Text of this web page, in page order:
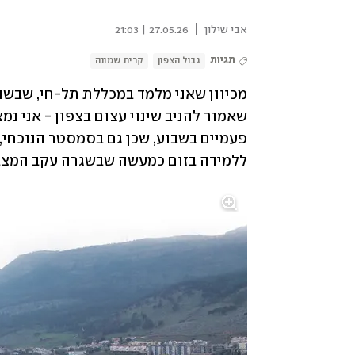
אבי שילון 27.05.26 | 21:03
תגיות גבול הצפון קרית שמונה
ללמידה בזום כמעשה שבשגרה עקב